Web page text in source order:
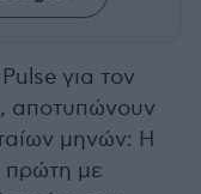
για τον
αποτυπώνουν
μηνών: Η
πρώτη με